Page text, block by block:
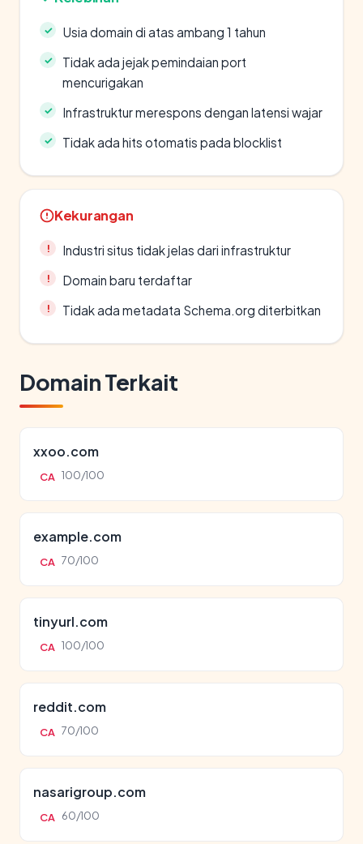
Usia domain di atas ambang 1 tahun
Tidak ada jejak pemindaian port
mencurigakan
Infrastruktur merespons dengan latensi wajar
Tidak ada hits otomatis pada blocklist
Kekurangan
Industri situs tidak jelas dari infrastruktur
Domain baru terdaftar
Tidak ada metadata Schema.org diterbitkan
Domain Terkait
xxoo.com
CA 100/100
example.com
CA 70/100
tinyurl.com
CA 100/100
reddit.com
CA 70/100
nasarigroup.com
CA 60/100